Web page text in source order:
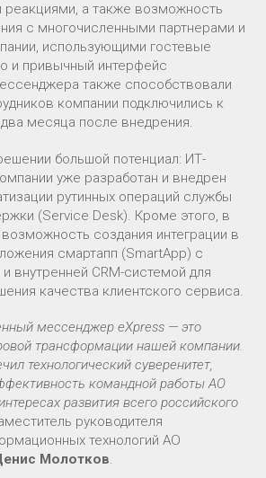
а также возможность
с многочисленными партнерами и
использующими гостевые
и привычный интерфейс
также способствовали
компании подключились к
месяца после внедрения.
большой потенциал: ИТ-
уже разработан и внедрен
рутинных операций службы
(Service Desk). Кроме этого, в
создания интеграции в
смартапп (SmartApp) с
и внутренней CRM-системой для
качества клиентского сервиса.
мессенджер eXpress — это
трансформации нашей компании.
технологический суверенитет,
командной работы АО
развития всего российского
руководителя
технологий АО
Молотков.